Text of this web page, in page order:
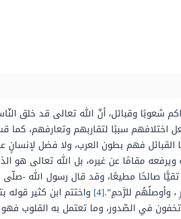
شعوبًا وقبائل، أنّ الله تعالى قد خلق
اختلافهم سببًا لتقاربهم وتعارفهم،
فهم بطون العرب، ولا فضل لإنسانٍ
مقامًا عن غيره، بل الله تعالى هو
صالحًا مطيعًا، وقد قال رسول الله -صلّى
وأوصلُهُم للرَّحمِ”.[4]
واختتم ابن كثير قوله
في الصّدور، وما تعتمل به القلوب فهو